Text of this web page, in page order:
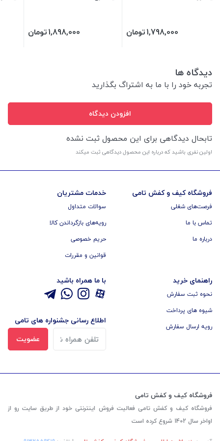
1,798,000تومان 1,898,000تومان
دیدگاه ها
تجربه خود را با ما به اشتراگ بگذارید
افزودن دیدگاه
تابحال دیدگاهی برای این محصول ثبت نشده
اولین نفری باشید که درباره این محصول دیدگاهی ثبت میکند
فروشگاه کیف و کفش تامی
فرصت‌های شغلی
تماس با ما
درباره ما
خدمات مشتریان
سوالات متداول
رویه‌های بازگرداندن کالا
حریم خصوصی
قوانین و مقررات
راهنمای خرید
نحوه ثبت سفارش
شیوه های پرداخت
رویه ارسال سفارش
با ما همراه باشید
اطلاع رسانی جشنواره های تامی
عضویت
فروشگاه کیف و کفش تامی
فروشگاه کیف و کفش تامی فعالیت فروش اینترنتی خود از طریق سایت رو از
اواخر سال 1402 شروع کرده است